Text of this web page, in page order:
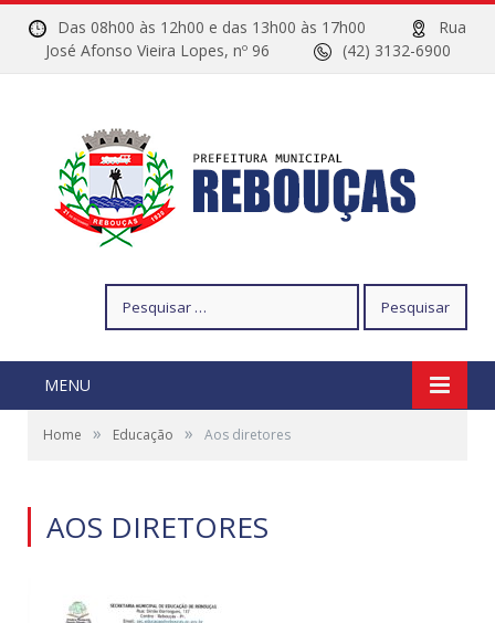
Das 08h00 às 12h00 e das 13h00 às 17h00
Rua
José Afonso Vieira Lopes, nº 96
(42) 3132-6900
por:
MENU
Home » Educação » Aos diretores
AOS DIRETORES